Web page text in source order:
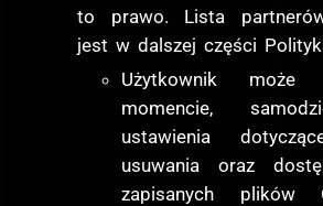
to prawo. Lista
jest w dalszej części
Użytkownik może
momencie,
ustawienia
usuwania oraz
zapisanych plików